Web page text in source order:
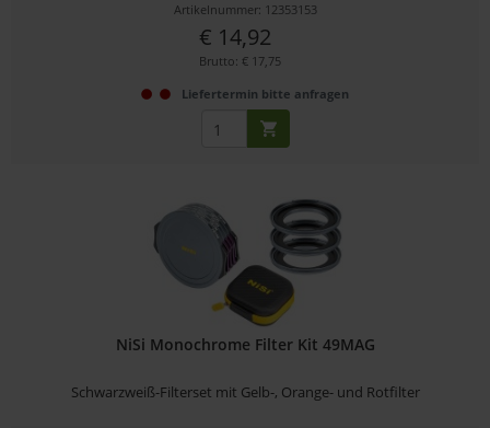
Artikelnummer: 12353153
€ 14,92
Brutto: € 17,75
Liefertermin bitte anfragen
NiSi Monochrome Filter Kit 49MAG
Schwarzweiß-Filterset mit Gelb-, Orange- und Rotfilter